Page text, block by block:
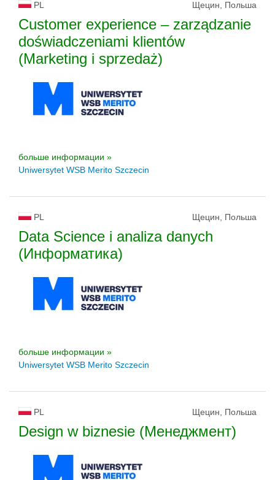
PL Щецин, Польша
Customer experience – zarządzanie
doświadczeniami klientów
(Marketing i sprzedaż)
больше информации »
Uniwersytet WSB Merito Szczecin
PL Щецин, Польша
Data Science i analiza danych
(Информатика)
больше информации »
Uniwersytet WSB Merito Szczecin
PL Щецин, Польша
Design w biznesie (Менеджмент)